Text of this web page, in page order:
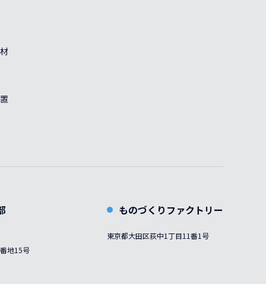
地15号
ものづくりファクトリー
東京都大田区荻中1丁目11番1号